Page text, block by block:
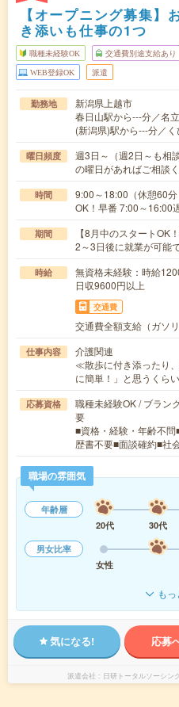
【オープニング募集】
き添いも仕事の1つ
職種未経験OK 交通費別途支給あり
WEB登録OK 派遣
勤務地
新潟県上越市
春日山駅から---分／名
(新潟県)駅から---分／
曜日頻度
週3日～（週2日～も相
の曜日があればご相談
時間
9:00～18:00（休憩60
OK！早番 7:00～16:00
期間
【8月中のスタート
2～3日後に就業が可能
時給
無資格未経験：時給
日収9600円以上
交通費
交通費全額支給（ガソ
仕事内容
介護関連
≪散歩に付き添ったり
に簡単！」と思うくら
応募資格
職種未経験OK / ブラン
要
■資格・経験・年齢不
歴書不要■面談確約■社
職場の雰囲気
年齢層
20代
30代
男女比率
女性
も
気になる! 応募
派遣会社 日研トータルソーシ